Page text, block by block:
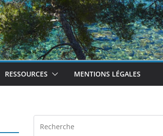
RESSOURCES MENTIONS LÉGALES